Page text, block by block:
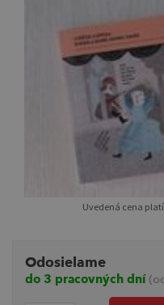
Uvedená cena
Odosielame
do 3 pracovných dní